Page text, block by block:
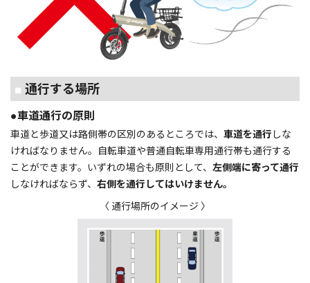
■ 通行する場所
●車道通行の原則
車道と歩道又は路側帯の区別のあるところでは、 車道を通行 しな
ければなりません。自転車道や普通自転車専用通行帯も通行する
ことができます。いずれの場合も原則として、 左側端に寄って通行
しなければならず、 右側を通行してはいけません。
〈 通行場所のイメージ 〉